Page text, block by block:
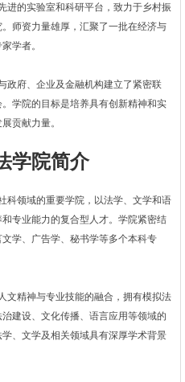
的实验室和科研平台，致力于乡村振
师资力量雄厚，汇聚了一批在经济与
学者。
府、企业及金融机构建立了紧密联
学院的目标是培养具有创新精神和实
贡献力量。
学院简介
领域的重要学院，以法学、文学和语
专业能力的复合型人才。学院紧密结
学、广告学、秘书学等多个本科专
精神与专业技能的融合，拥有模拟法
建设、文化传播、语言应用等领域的
、文学及相关领域具有深厚学术背景